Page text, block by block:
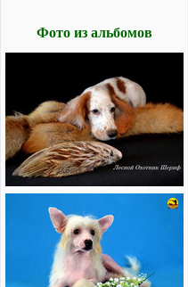
Фото из альбомов